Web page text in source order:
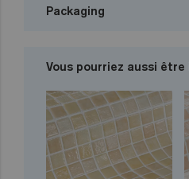
Packaging
Vous pourriez aussi